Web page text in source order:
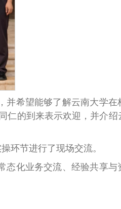
希望能够了解云南大学在
仁的到来表示欢迎，并介绍
环节进行了现场交流。
化业务交流、经验共享与